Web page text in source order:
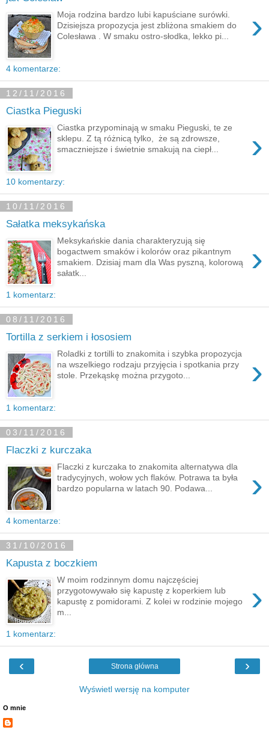
›
Moja rodzina bardzo lubi kapuściane surówki.
Dzisiejsza propozycja jest zbliżona smakiem do
Colesława . W smaku ostro-słodka, lekko pi...
4 komentarze:
12/11/2016
Ciastka Pieguski
›
Ciastka przypominają w smaku Pieguski, te ze
sklepu. Z tą różnicą tylko, że są zdrowsze,
smaczniejsze i świetnie smakują na ciepł...
10 komentarzy:
10/11/2016
Sałatka meksykańska
›
Meksykańskie dania charakteryzują się
bogactwem smaków i kolorów oraz pikantnym
smakiem. Dzisiaj mam dla Was pyszną, kolorową
sałatk...
1 komentarz:
08/11/2016
Tortilla z serkiem i łososiem
›
Roladki z tortilli to znakomita i szybka propozycja
na wszelkiego rodzaju przyjęcia i spotkania przy
stole. Przekąskę można przygoto...
1 komentarz:
03/11/2016
Flaczki z kurczaka
›
Flaczki z kurczaka to znakomita alternatywa dla
tradycyjnych, wołow ych flaków. Potrawa ta była
bardzo popularna w latach 90. Podawa...
4 komentarze:
31/10/2016
Kapusta z boczkiem
›
W moim rodzinnym domu najczęściej
przygotowywało się kapustę z koperkiem lub
kapustę z pomidorami. Z kolei w rodzinie mojego
m...
1 komentarz:
‹ ›
Strona główna
Wyświetl wersję na komputer
O mnie